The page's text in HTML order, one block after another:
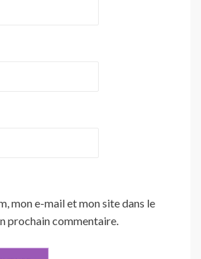
mon e-mail et mon site dans le
prochain commentaire.